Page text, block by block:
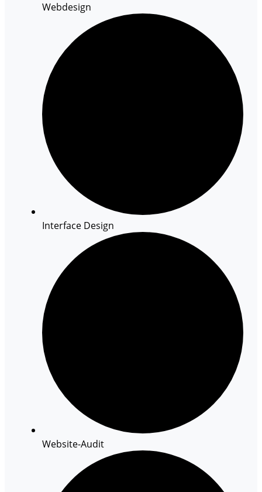
Webdesign
Interface Design
Website-Audit